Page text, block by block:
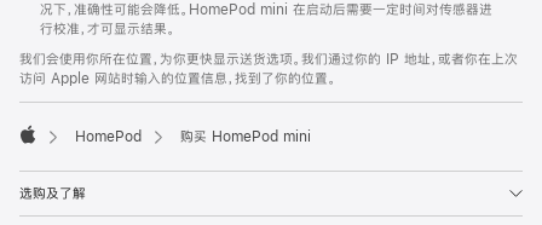
况下，准确性可能会降低。HomePod mini 在启动后需要一定时间对传感器进
行校准，才可显示结果。
我们会使用你所在位置，为你更快显示送货选项。我们通过你的 IP 地址，或者你在上次
访问 Apple 网站时输入的位置信息，找到了你的位置。
HomePod 购买 HomePod mini
选购及了解